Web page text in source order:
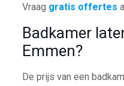
Vraag gratis offertes
Badkamer
Emmen?
De prijs van een